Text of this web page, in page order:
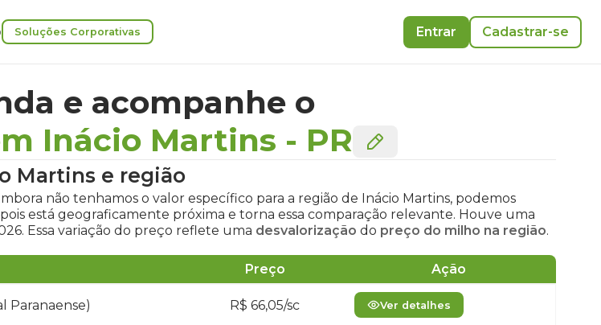
Soluções Corporativas Entrar Cadastrar-se
e acompanhe o
Inácio Martins - PR
Martins e região
não tenhamos o valor específico para a região de Inácio Martins, podemos
está geograficamente próxima e torna essa comparação relevante. Houve uma
Essa variação do preço reflete uma desvalorização do preço do milho na região.
Preço Ação
Paranaense) R$ 66,05/sc Ver detalhes